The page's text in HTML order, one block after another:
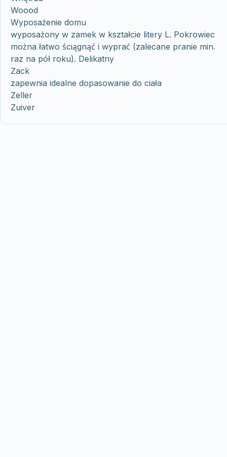
Woood
Wyposażenie domu
wyposażony w zamek w kształcie litery L. Pokrowiec
można łatwo ściągnąć i wyprać (zalecane pranie min.
raz na pół roku). Delikatny
Zack
zapewnia idealne dopasowanie do ciała
Zeller
Zuiver